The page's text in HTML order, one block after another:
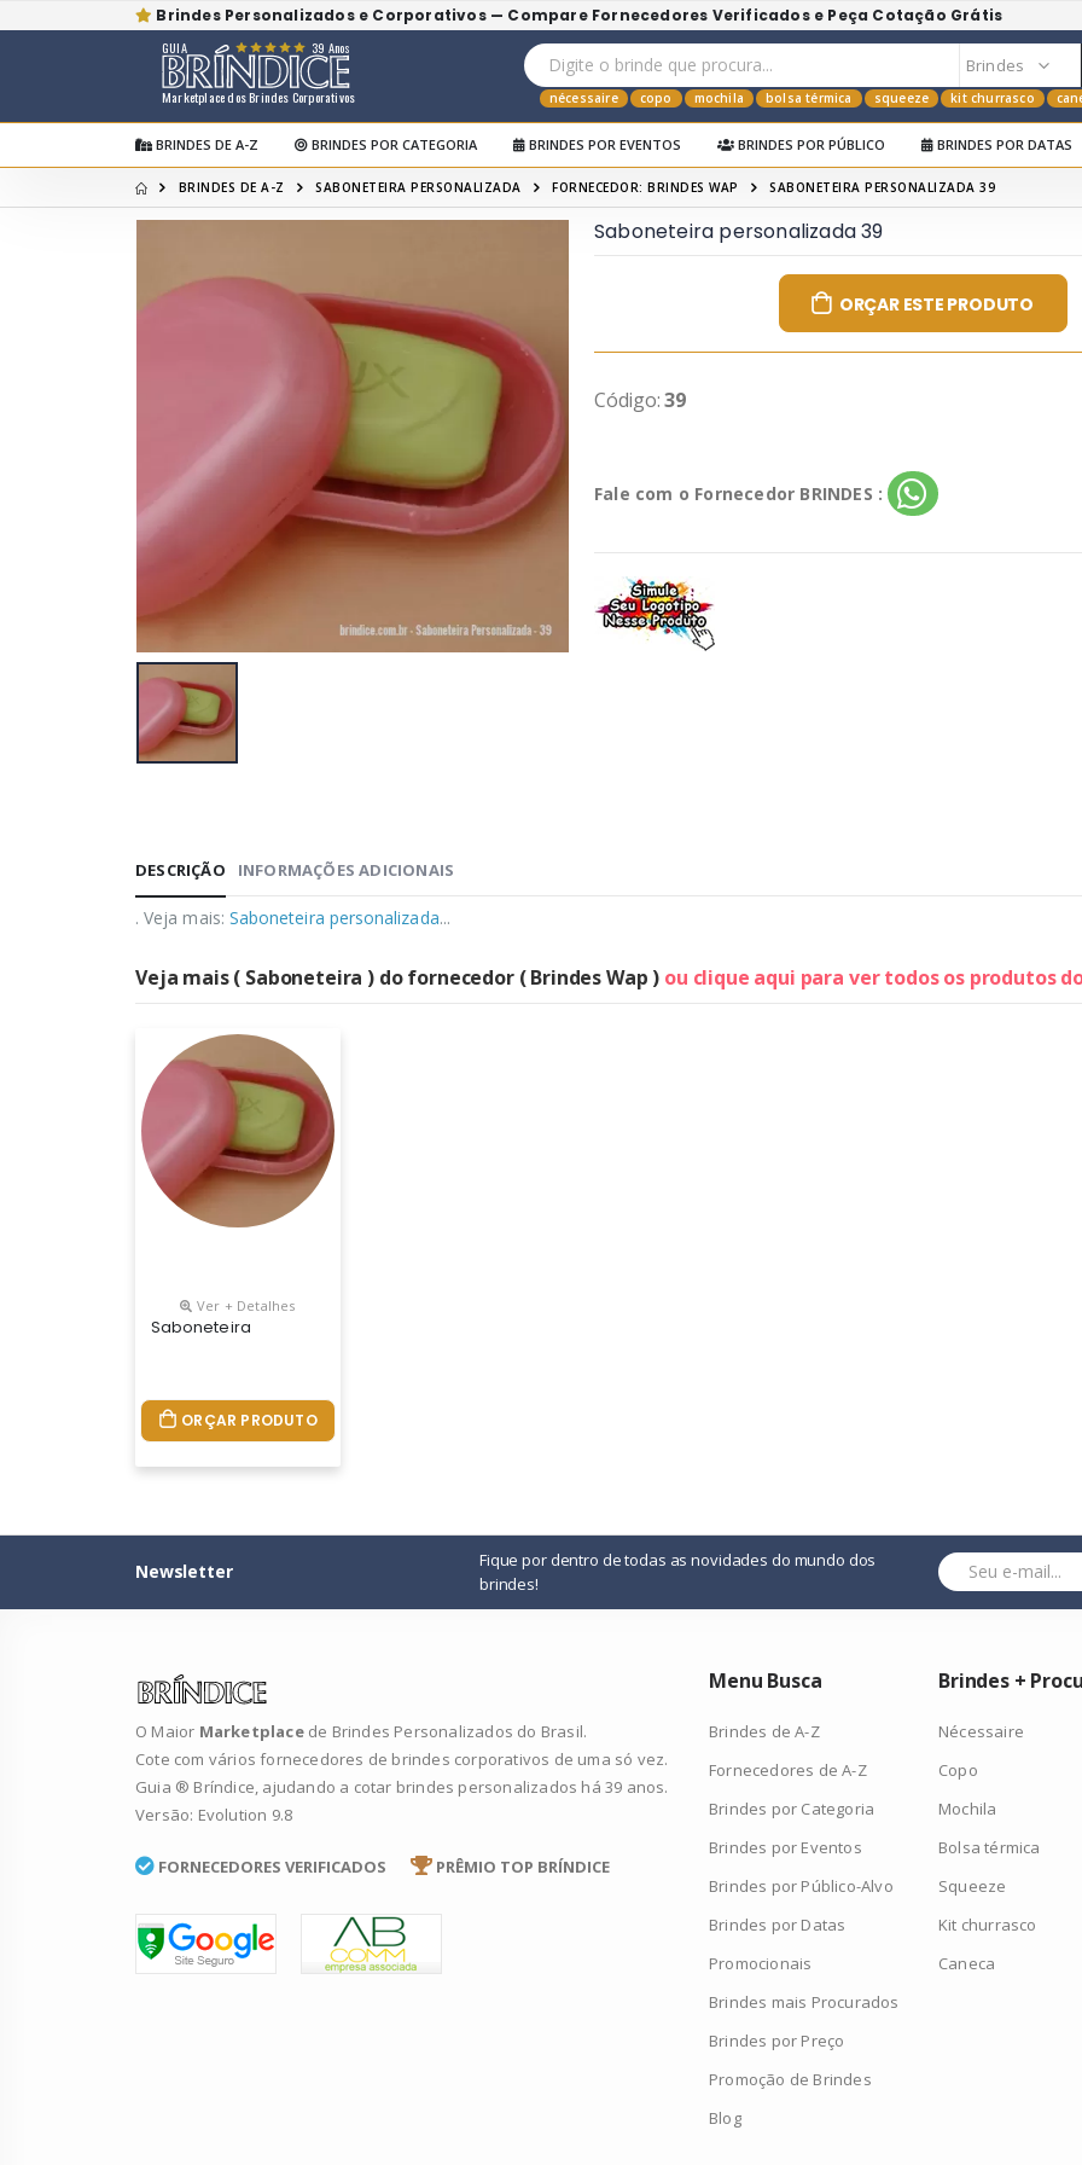
Brindes Personalizados e Corporativos — Compare Fornecedores Verificados e Peça Cotação Grátis
Marketplace dos Brindes Corporativos
GUIA 39 Anos
nécessaire copo mochila bolsa térmica squeeze kit churrasco
BRINDES DE A-Z BRINDES POR CATEGORIA BRINDES POR EVENTOS BRINDES POR PÚBLICO BRINDES POR DATAS
BRINDES DE A-Z SABONETEIRA PERSONALIZADA FORNECEDOR: BRINDES WAP SABONETEIRA PERSONALIZADA 39
Saboneteira personalizada 39
ORÇAR ESTE PRODUTO
Código:39
Fale com o Fornecedor BRINDES :
DESCRIÇÃO INFORMAÇÕES ADICIONAIS
. Veja mais: Saboneteira personalizada...
Veja mais ( Saboneteira ) do fornecedor ( Brindes Wap ) ou clique aqui para ver todos os produtos
Ver + Detalhes
Saboneteira
ORÇAR PRODUTO
Newsletter
Fique por dentro de todas as novidades do mundo dos
brindes!
O Maior Marketplace de Brindes Personalizados do Brasil.
Cote com vários fornecedores de brindes corporativos de uma só vez.
Guia ® Bríndice, ajudando a cotar brindes personalizados há 39 anos.
Versão: Evolution 9.8
FORNECEDORES VERIFICADOS PRÊMIO TOP BRÍNDICE
Menu Busca
Brindes de A-Z
Fornecedores de A-Z
Brindes por Categoria
Brindes por Eventos
Brindes por Público-Alvo
Brindes por Datas
Promocionais
Brindes mais Procurados
Brindes por Preço
Promoção de Brindes
Blog
Brindes +
Nécessaire
Copo
Mochila
Bolsa térmica
Squeeze
Kit churrasco
Caneca